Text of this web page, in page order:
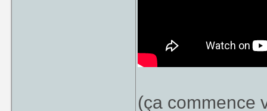
(ça commence